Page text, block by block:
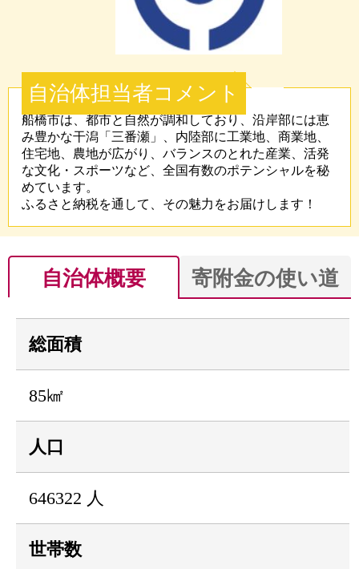
自治体担当者コメント
船橋市は、都市と自然が調和しており、沿岸部には恵
み豊かな干潟「三番瀬」、内陸部に工業地、商業地、
住宅地、農地が広がり、バランスのとれた産業、活発
な文化・スポーツなど、全国有数のポテンシャルを秘
めています。
ふるさと納税を通して、その魅力をお届けします！
自治体概要
総面積
85㎢
人口
646322 人
世帯数
寄附金の使い道